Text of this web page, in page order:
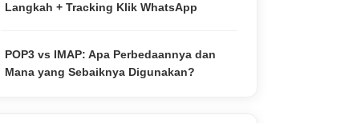
Langkah + Tracking Klik WhatsApp
POP3 vs IMAP: Apa Perbedaannya dan
Mana yang Sebaiknya Digunakan?